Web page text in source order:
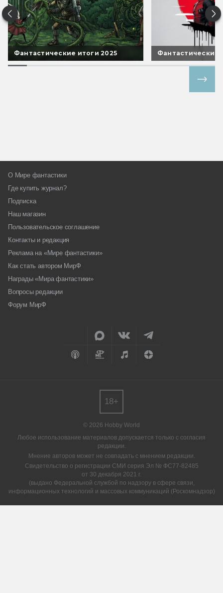
Фантастические итоги 2025 Фантастические
О Мире фантастики
Где купить журнал?
Подписка
Наш магазин
Пользовательское соглашение
Контакты и редакция
Реклама на «Мире фантастики»
Как стать автором МирФ
Награды «Мира фантастики»
Вопросы редакции
Форум МирФ
© 2026 Hobby World
Любое использование материалов допускается только с согласия
редакции.
Мнение авторов может не совпадать с мнением редакции.
Свидетельство о регистрации СМИ серия Эл № ФС77-82485
от 30 декабря 2021 г.
(выдано Федеральной службой по надзору в сфере связи,
информационных технологий и массовых коммуникаций (Роскомнадзор)
18+